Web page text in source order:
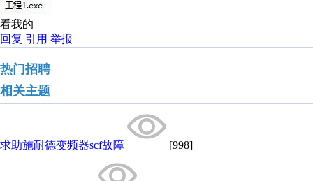
看我的
回复 引用 举报
热门招聘
相关主题
求助施耐德变频器scf故障 [998]